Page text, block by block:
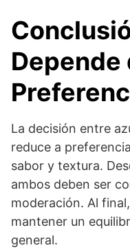
Depende
La decisión entre
reduce a
sabor y textura.
ambos deben ser
moderación. Al
mantener un
general.